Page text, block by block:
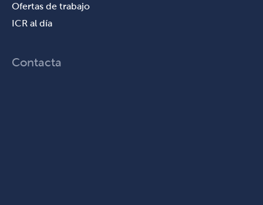
Ofertas de trabajo
ICR al día
Contacta